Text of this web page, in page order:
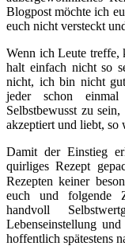
Blogpost möchte ich
euch nicht versteckt
Wenn ich Leute treffe,
halt einfach nicht so
nicht, ich bin nicht
jeder schon
Selbstbewusst zu
akzeptiert und liebt, so
Damit der Einstieg
quirliges Rezept
Rezepten keiner
euch und folgende
handvoll
Lebenseinstellung
hoffentlich spätestens